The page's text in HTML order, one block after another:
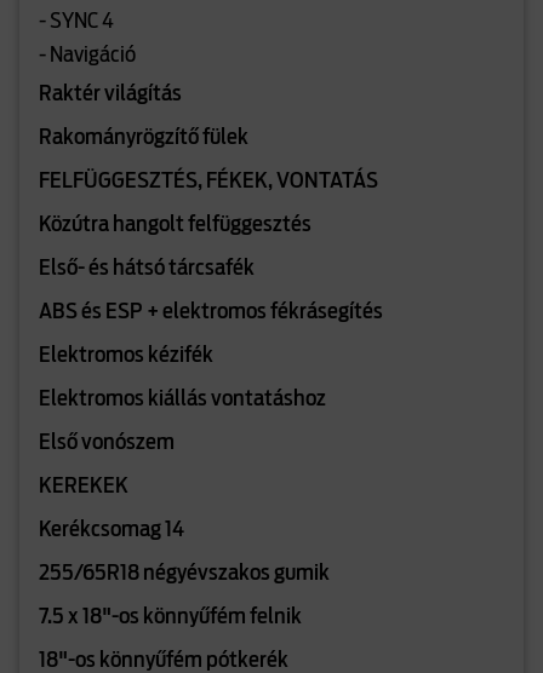
- SYNC 4
- Navigáció
Raktér világítás
Rakományrögzítő fülek
FELFÜGGESZTÉS, FÉKEK, VONTATÁS
Közútra hangolt felfüggesztés
Első- és hátsó tárcsafék
ABS és ESP + elektromos fékrásegítés
Elektromos kézifék
Elektromos kiállás vontatáshoz
Első vonószem
KEREKEK
Kerékcsomag 14
255/65R18 négyévszakos gumik
7.5 x 18"-os könnyűfém felnik
18"-os könnyűfém pótkerék